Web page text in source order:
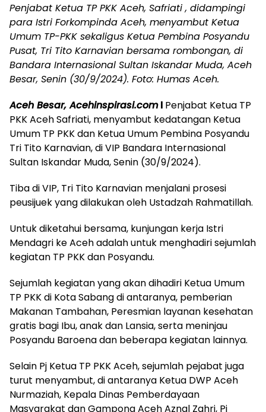
Penjabat Ketua TP PKK Aceh, Safriati , didampingi
para Istri Forkompinda Aceh, menyambut Ketua
Umum TP-PKK sekaligus Ketua Pembina Posyandu
Pusat, Tri Tito Karnavian bersama rombongan, di
Bandara Internasional Sultan Iskandar Muda, Aceh
Besar, Senin (30/9/2024). Foto: Humas Aceh.
Aceh Besar, Acehinspirasi.coml Penjabat Ketua TP
PKK Aceh Safriati, menyambut kedatangan Ketua
Umum TP PKK dan Ketua Umum Pembina Posyandu
Tri Tito Karnavian, di VIP Bandara Internasional
Sultan Iskandar Muda, Senin (30/9/2024).
Tiba di VIP, Tri Tito Karnavian menjalani prosesi
peusijuek yang dilakukan oleh Ustadzah Rahmatillah.
Untuk diketahui bersama, kunjungan kerja Istri
Mendagri ke Aceh adalah untuk menghadiri sejumlah
kegiatan TP PKK dan Posyandu.
Sejumlah kegiatan yang akan dihadiri Ketua Umum
TP PKK di Kota Sabang di antaranya, pemberian
Makanan Tambahan, Peresmian layanan kesehatan
gratis bagi Ibu, anak dan Lansia, serta meninjau
Posyandu Baroena dan beberapa kegiatan lainnya.
Selain Pj Ketua TP PKK Aceh, sejumlah pejabat juga
turut menyambut, di antaranya Ketua DWP Aceh
Nurmaziah, Kepala Dinas Pemberdayaan
Masyarakat dan Gampong Aceh Aznal Zahri, Pj